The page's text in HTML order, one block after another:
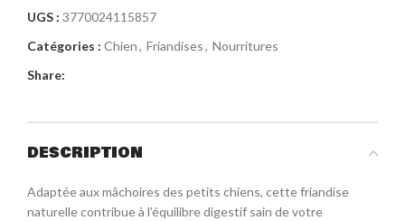
UGS : 3770024115857
Catégories : Chien, Friandises, Nourritures
Share:
DESCRIPTION
Adaptée aux mâchoires des petits chiens, cette friandise
naturelle contribue à l’équilibre digestif sain de votre